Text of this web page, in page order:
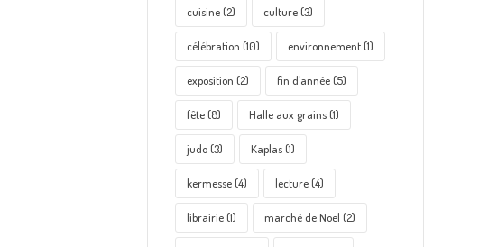
cuisine(2) culture(3)
célébration (10) environnement(1)
exposition (2) fin d'année(5)
fête(8) Halle aux grains(1)
judo(3) Kaplas(1)
kermesse(4) lecture(4)
librairie(1) marché de Noël (2)